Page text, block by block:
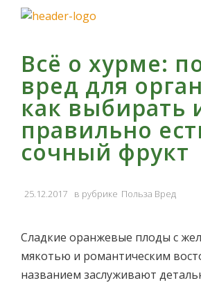
Всё о хурме:
вред для
как выбирать
правильно
сочный фрукт
25.12.2017 Польза Вред
Сладкие оранжевые плоды с
мякотью и романтическим
названием заслуживают